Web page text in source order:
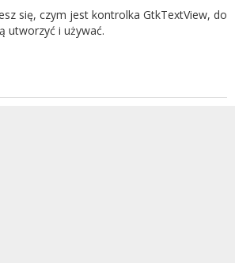
się, czym jest kontrolka GtkTextView, do
utworzyć i używać.